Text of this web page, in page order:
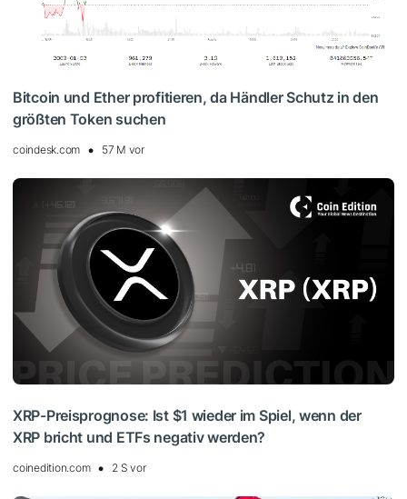
Bitcoin und Ether profitieren, da Händler Schutz in den
größten Token suchen
coindesk.com 57 M vor
XRP-Preisprognose: Ist $1 wieder im Spiel, wenn der
XRP bricht und ETFs negativ werden?
coinedition.com 2 S vor